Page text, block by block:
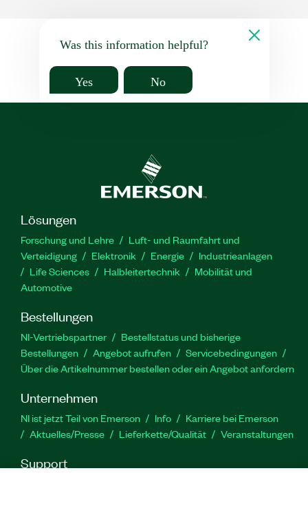
Was this information helpful?
Yes No
Lösungen
Forschung und Lehre
Luft- und Raumfahrt und
Verteidigung
Elektronik Energie
Industrieanlagen
Life Sciences
Halbleitertechnik
Mobilität und
Automotive
Bestellungen
NI-Vertriebspartner
Bestellstatus und bisherige
Bestellungen
Angebot aufrufen
Servicebedingungen
Über die Artikelnummer bestellen oder ein Angebot anfordern
Unternehmen
NI ist jetzt Teil von Emerson Info
Karriere bei Emerson
Aktuelles/Presse
Lieferkette/Qualität Veranstaltungen
Support